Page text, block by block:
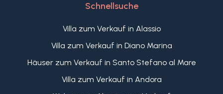
Schnellsuche
Villa zum Verkauf in Alassio
Villa zum Verkauf in Diano Marina
Häuser zum Verkauf in Santo Stefano al Mare
Villa zum Verkauf in Andora